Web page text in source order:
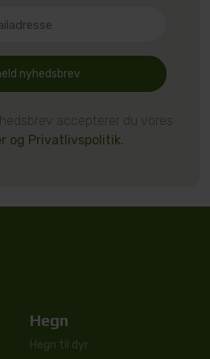
nyhedsbrev
accepterer du vores
og Privatlivspolitik.
Hegn
Hegn til dyr